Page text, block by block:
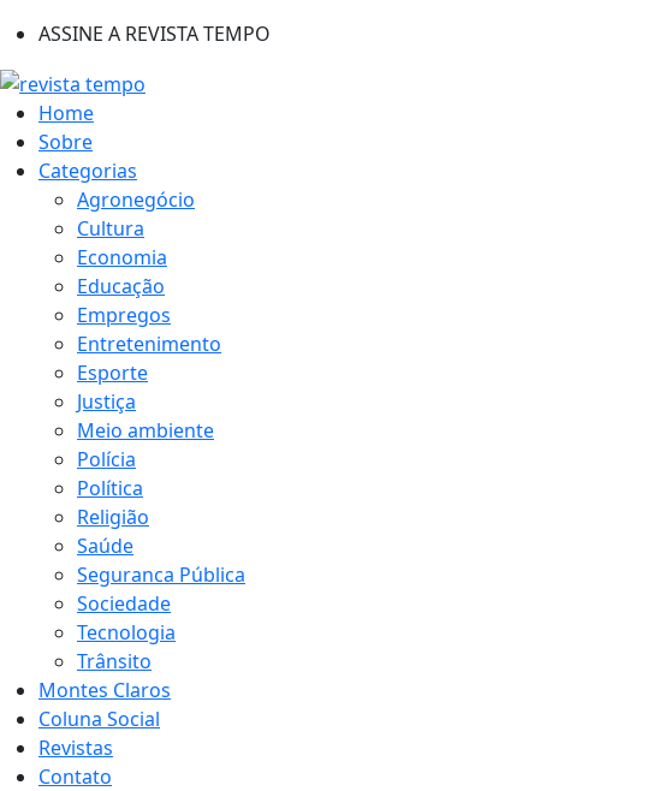
ASSINE A REVISTA TEMPO
Home
Sobre
Categorias
Agronegócio
Cultura
Economia
Educação
Empregos
Entretenimento
Esporte
Justiça
Meio ambiente
Polícia
Política
Religião
Saúde
Seguranca Pública
Sociedade
Tecnologia
Trânsito
Montes Claros
Coluna Social
Revistas
Contato